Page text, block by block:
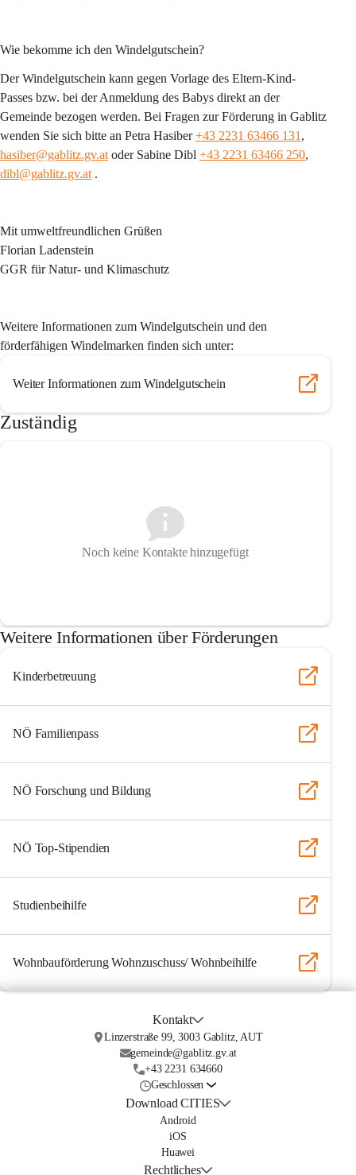
Wie bekomme ich den Windelgutschein?
Der Windelgutschein kann gegen Vorlage des Eltern-Kind-
Passes bzw. bei der Anmeldung des Babys direkt an der
Gemeinde bezogen werden. Bei Fragen zur Förderung in Gablitz
wenden Sie sich bitte an Petra Hasiber +43 2231 63466 131 ,
hasiber@gablitz.gv.at oder Sabine Dibl +43 2231 63466 250,
dibl@gablitz.gv.at .
Mit umweltfreundlichen Grüßen
Florian Ladenstein
GGR für Natur- und Klimaschutz
Weitere Informationen zum Windelgutschein und den
förderfähigen Windelmarken finden sich unter:
Weiter Informationen zum Windelgutschein
Zuständig
Noch keine Kontakte hinzugefügt
Weitere Informationen über Förderungen
Kinderbetreuung
NÖ Familienpass
NÖ Forschung und Bildung
NÖ Top-Stipendien
Studienbeihilfe
Wohnbauförderung Wohnzuschuss/ Wohnbeihilfe
Kontakt
Linzerstraße 99, 3003 Gablitz, AUT
gemeinde@gablitz.gv.at
+43 2231 634660
Geschlossen
Download CITIES
Android
iOS
Huawei
Rechtliches